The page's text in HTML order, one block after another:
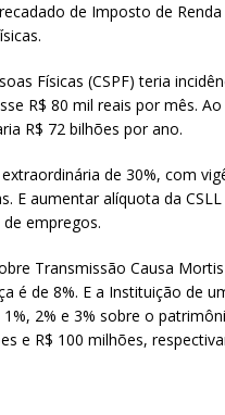
de Imposto de
Físicas (CSPF) teria
R$ 80 mil reais por mês.
R$ 72 bilhões por ano.
de 30%, com
E aumentar alíquota da
empregos.
Transmissão Causa
é de 8%. E a Instituição de
2% e 3% sobre o
e R$ 100 milhões,